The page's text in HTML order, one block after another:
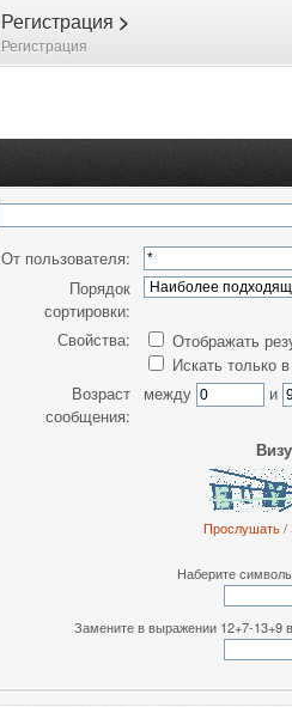
Регистрация >
Регистрация
От пользователя:
Порядок
сортировки:
Свойства:
Отображать
Искать только
Возраст
сообщения:
между и
Прослушать/
Наберите
Замените в выражении 12+7-13+9